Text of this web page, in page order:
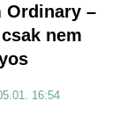
Ordinary –
nem
16:54